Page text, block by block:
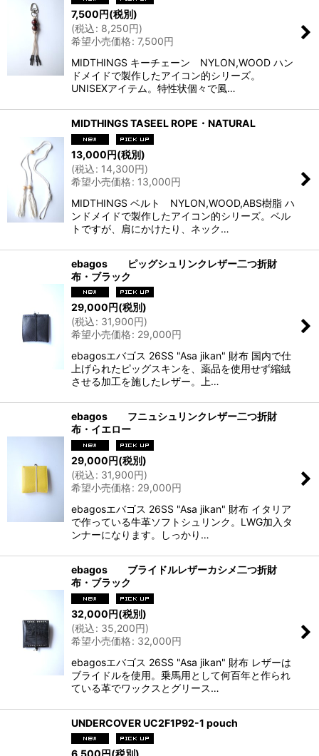
7,500円(税別)
(税込: 8,250円)
希望小売価格: 7,500円
MIDTHINGS キーチェーン NYLON,WOOD ハン
ドメイドで製作したアイコン的シリーズ。
UNISEXアイテム。特性状個々で風…
MIDTHINGS TASEEL ROPE・NATURAL
13,000円(税別)
(税込: 14,300円)
希望小売価格: 13,000円
MIDTHINGS ベルト NYLON,WOOD,ABS樹脂 ハ
ンドメイドで製作したアイコン的シリーズ。ベル
トですが、肩にかけたり、ネック…
ebagos ピッグシュリンクレザー二つ折財
布・ブラック
29,000円(税別)
(税込: 31,900円)
希望小売価格: 29,000円
ebagosエバゴス 26SS "Asa jikan" 財布 国内で仕
上げられたピッグスキンを、薬品を使用せず縮絨
させる加工を施したレザー。上…
ebagos フニュシュリンクレザー二つ折財
布・イエロー
29,000円(税別)
(税込: 31,900円)
希望小売価格: 29,000円
ebagosエバゴス 26SS "Asa jikan" 財布 イタリア
で作っている牛革ソフトシュリンク。LWG加入タ
ンナーになります。しっかり…
ebagos ブライドルレザーカシメ二つ折財
布・ブラック
32,000円(税別)
(税込: 35,200円)
希望小売価格: 32,000円
ebagosエバゴス 26SS "Asa jikan" 財布 レザーは
ブライドルを使用。乗馬用として何百年と作られ
ている革でワックスとグリース…
UNDERCOVER UC2F1P92-1 pouch